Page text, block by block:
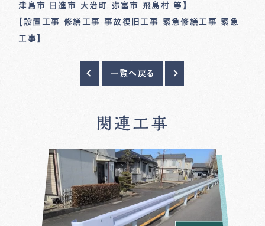
津島市 日進市 大治町 弥富市 飛島村 等】
【設置工事 修繕工事 事故復旧工事 緊急修繕工事 緊急
工事】
一覧へ戻る
関連工事